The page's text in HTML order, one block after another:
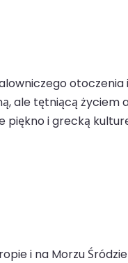
ale tętniącą życiem
i grecką
i na Morzu